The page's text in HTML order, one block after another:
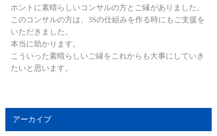
ホントに素晴らしいコンサルの方とご縁がありました。
このコンサルの方は、3Sの仕組みを作る時にもご支援を
いただきました。
本当に助かります。
こういった素晴らしいご縁をこれからも大事にしていき
たいと思います。
アーカイブ